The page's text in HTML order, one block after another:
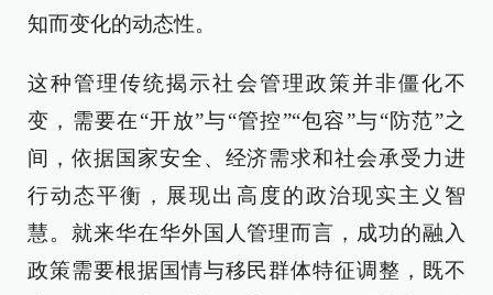
知而变化的动态性。
这种管理传统揭示社会管理政策并非僵化不
变，需要在“开放”与“管控”“包容”与“防范”之
间，依据国家安全、经济需求和社会承受力进
行动态平衡，展现出高度的政治现实主义智
慧。就来华在华外国人管理而言，成功的融入
政策需要根据国情与移民群体特征调整，既不